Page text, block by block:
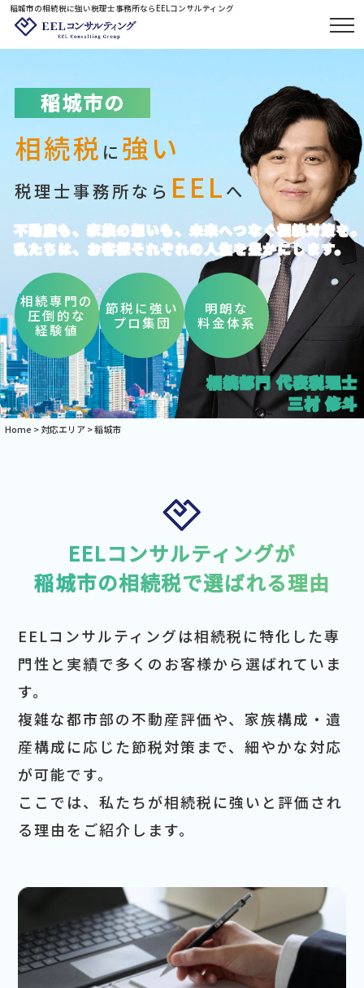
稲城市の相続税に強い税理士事務所ならEELコンサルティング
稲城市の
相続税 に 強い
税理士事務所なら EEL へ
不動産も、家族の想いも、未来へつなぐ相続対策を
私たちは、お客様それぞれの人生を豊かにします。
相続専門の
圧倒的な
経験値
節税に強い
プロ集団
明朗な
料金体系
相続部門 代表税理士
三村 修斗
Home > 対応エリア>稲城市
EELコンサルティングが
稲城市の相続税で選ばれる理由
EELコンサルティングは相続税に特化した専
門性と実績で多くのお客様から選ばれていま
す。
複雑な都市部の不動産評価や、家族構成・遺
産構成に応じた節税対策まで、細やかな対応
が可能です。
ここでは、私たちが相続税に強いと評価され
る理由をご紹介します。